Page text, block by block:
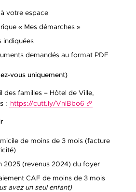
votre espace
« Mes démarches »
indiquées
demandés au format PDF
vous uniquement)
des familles – Hôtel de Ville,
: https://cutt.ly/VnlBbo6
de moins de 3 mois (facture
2025 (revenus 2024) du foyer
CAF de moins de 3 mois
avez un seul enfant)